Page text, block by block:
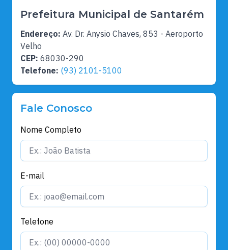
Prefeitura Municipal de Santarém
Endereço: Av. Dr. Anysio Chaves, 853 - Aeroporto
Velho
CEP: 68030-290
Telefone: (93) 2101-5100
Fale Conosco
Nome Completo
E-mail
Telefone